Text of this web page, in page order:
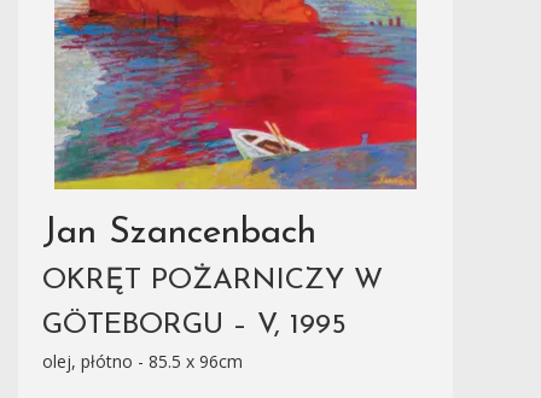
Jan Szancenbach
OKRĘT POŻARNICZY W
GÖTEBORGU – V, 1995
olej, płótno - 85.5 x 96cm